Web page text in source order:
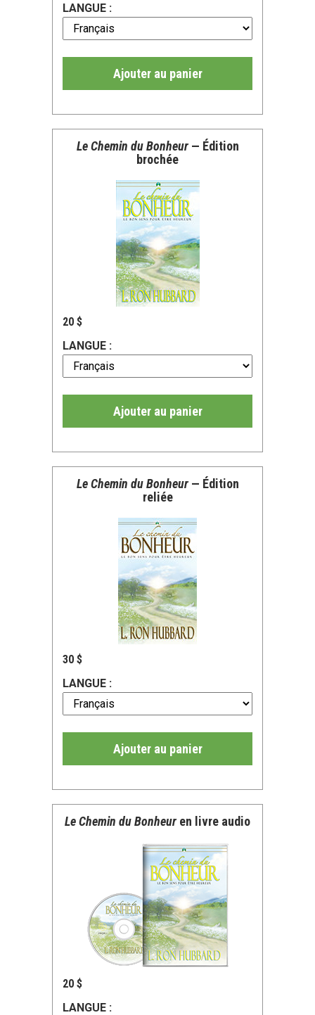
LANGUE :
Ajouter au panier
Le Chemin du Bonheur — Édition
brochée
20 $
LANGUE :
Ajouter au panier
Le Chemin du Bonheur— Édition
reliée
30 $
LANGUE :
Ajouter au panier
Le Chemin du Bonheur en livre audio
20 $
LANGUE :